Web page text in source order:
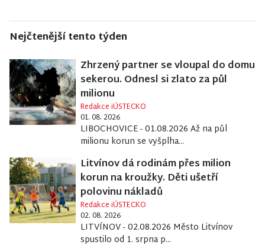
Nejčtenější tento týden
Zhrzený partner se vloupal do domu
sekerou. Odnesl si zlato za půl
milionu
Redakce iÚSTECKO
01. 08. 2026
LIBOCHOVICE - 01.08.2026 Až na půl
milionu korun se vyšplha...
Litvínov dá rodinám přes milion
korun na kroužky. Děti ušetří
polovinu nákladů
Redakce iÚSTECKO
02. 08. 2026
LITVÍNOV - 02.08.2026 Město Litvínov
spustilo od 1. srpna p...